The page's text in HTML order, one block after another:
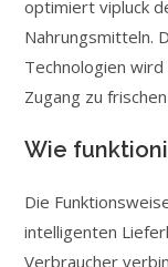
optimiert vipluck
Nahrungsmitteln.
Technologien
Zugang zu
Wie
Die
intelligenten
Verbraucher